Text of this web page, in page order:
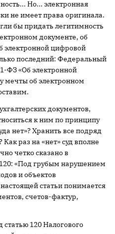
Но... электронная
не имеет права оригинала.
бы придать легитимность
документе, об
электронной цифровой
последний: Федеральный
ФЗ «Об электронной
мечты об электронном
документов,
к ним по принципу
нет»? Хранить все подряд
раз на «нет» суд вполне
четко сказано в
«Под грубым нарушением
и объектов
статьи понимается
счетов-фактур,
статью 120 Налогового